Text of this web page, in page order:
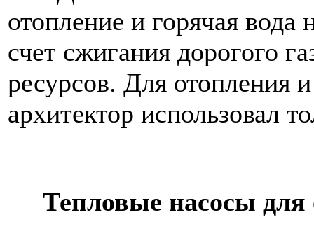
отопление и горячая
счет сжигания дорогого
ресурсов. Для отопления
архитектор использовал
Тепловые насосы для